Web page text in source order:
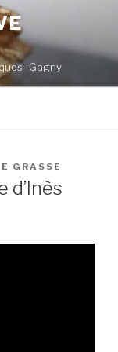
-Gagny
GRASSE
d’Inès